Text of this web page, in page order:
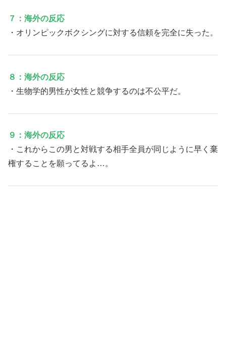
７：海外の反応
・オリンピックボクシングに対する信頼を完全に失った。
８：海外の反応
・生物学的男性が女性と競争するのは不公平だ。
９：海外の反応
・これからこの男と対戦する相手全員が同じように早く棄
権することを願ってるよ…。